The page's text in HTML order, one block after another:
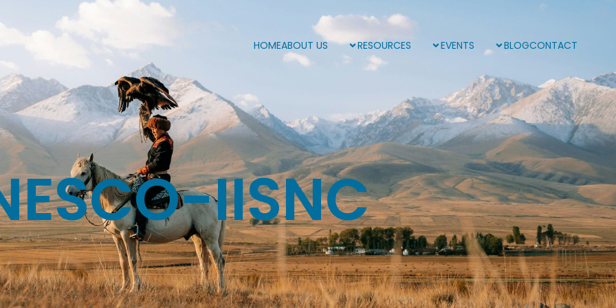
HOMEABOUT US RESOURCES EVENTS BLOGCONTACT
IISNC